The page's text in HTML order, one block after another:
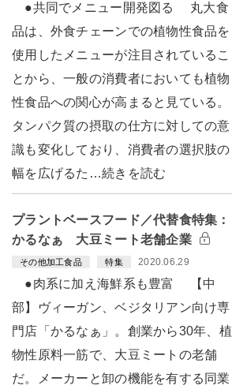
●共同でメニュー開発図る 丸大食
品は、外食チェーンでの植物性食品を
使用したメニューが注目されているこ
とから、一般の消費者においても植物
性食品への関心が高まると見ている。
タンパク質の摂取の仕方に対しての意
識も変化しており、消費者の選択肢の
幅を広げるた…続きを読む
プラントベースフード／代替食特集：
かるなぁ 大豆ミート老舗企業
その他加工食品 特集 2020.06.29
●肉系に加え海鮮系も豊富 【中
部】ヴィーガン、ベジタリアン向け専
門店「かるなぁ」。創業から30年、植
物性原料一筋で、大豆ミートの老舗
だ。メーカーと卸の機能を有する同業